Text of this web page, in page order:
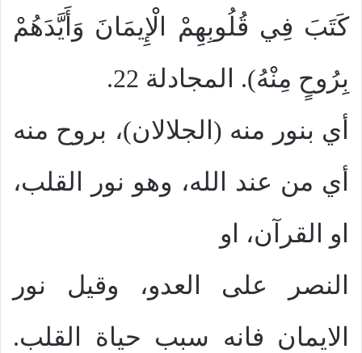
كَتَبَ فِي قُلُوبِهِمْ الْإِيمَانَ وَأَيَّدَهُمْ
بِرُوحٍ مِنْهُ). المجادلة 22.
أي بنور منه (الجلالان)، بروح منه
أي من عند الله، وهو نور القلب،
او القرآن، او
النصر على العدو، وقيل نور
الايمان فانه سبب حياة القلب.